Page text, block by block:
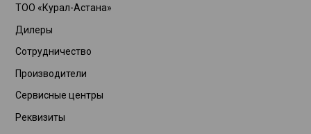
ТОО «Курал-Астана»
Дилеры
Сотрудничество
Производители
Сервисные центры
Реквизиты